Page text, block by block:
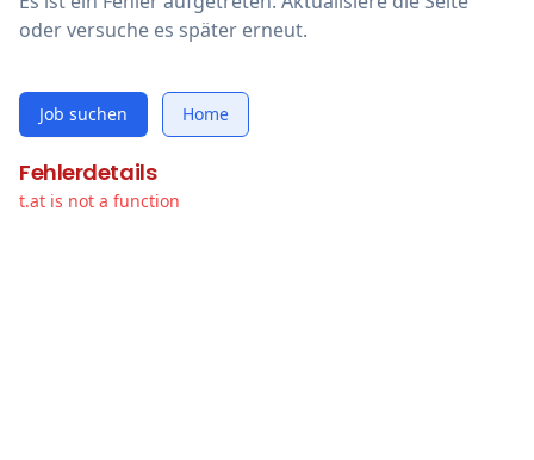
oder versuche es später erneut.
Job suchen Home
Fehlerdetails
t.at is not a function